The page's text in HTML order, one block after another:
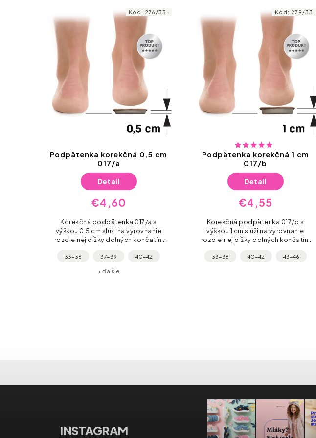
Podpätenka korekčná 0,5 cm
017/a
€4,60
Detail
Korekčná podpätenka 017/a s
výškou 0,5 cm slúži na vyrovnanie
rozdielnej dĺžky dolných končatín.
tvar a dáva päte stabilitu, nášľapná
33-36 37-39 40-42
+ ďalšie
Kód: 276/33-
Podpätenka korekčná 1 cm
017/b
€4,55
Detail
Korekčná podpätenka 017/b s
výškou 1 cm slúži na vyrovnanie
rozdielnej dĺžky dolných končatín.
tvar a dáva päte stabilitu, nášľapná
33-36 40-42 43-46
Kód: 279/33-
INSTAGRAM